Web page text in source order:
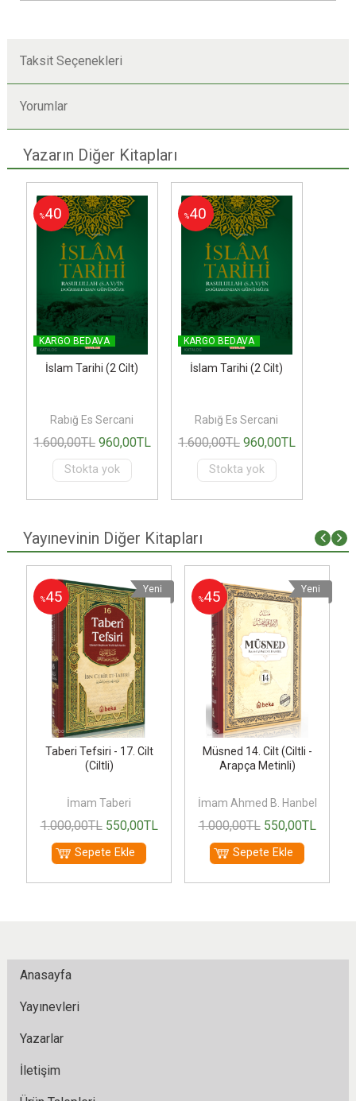
Taksit Seçenekleri
Yorumlar
Yazarın Diğer Kitapları
%40
KARGO BEDAVA
İslam Tarihi (2 Cilt)
Rabığ Es Sercani
1.600,00TL 960,00TL
Stokta yok
%40
KARGO BEDAVA
İslam Tarihi (2 Cilt)
Rabığ Es Sercani
1.600,00TL 960,00TL
Stokta yok
Yayınevinin Diğer Kitapları
%45 Yeni
Taberi Tefsiri - 17. Cilt
(Ciltli)
İmam Taberi
1.000,00TL 550,00TL
Sepete Ekle
%45 Yeni
Müsned 14. Cilt (Ciltli -
Arapça Metinli)
İmam Ahmed B. Hanbel
1.000,00TL 550,00TL
Sepete Ekle
Anasayfa
Yayınevleri
Yazarlar
İletişim